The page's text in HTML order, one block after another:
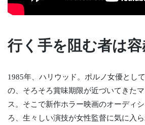
行く手を阻む者は
1985年、ハリウッド。ポルノ女優とし
の、そろそろ賞味期限が近づいてきた
ス。そこで新作ホラー映画のオーディ
ろ、生々しい演技が女性監督に気に入